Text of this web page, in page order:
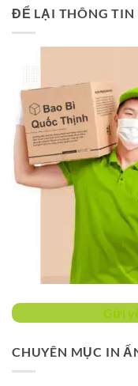
ĐỂ LẠI THÔNG TIN
Gửi
CHUYÊN MỤC IN